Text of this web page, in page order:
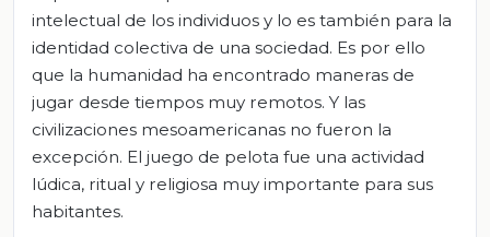
intelectual de los individuos y lo es también para la
identidad colectiva de una sociedad. Es por ello
que la humanidad ha encontrado maneras de
jugar desde tiempos muy remotos. Y las
civilizaciones mesoamericanas no fueron la
excepción. El juego de pelota fue una actividad
lúdica, ritual y religiosa muy importante para sus
habitantes.